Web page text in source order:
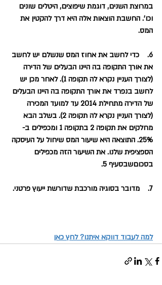
במרוצת השנים, דוגמת שיפוצים, היטלים שונים
וכו'. החשבת הוצאות אלה היא דרך להקטין את
המס.
6.    כדי לחשב את אחוז המס שנשלם יש לחשב
את אורך התקופה בה היינו הבעלים של הדירה
(לצורך העניין נקרא לה תקופה 1). לאחר מכן יש
לחשב בנפרד את אורך התקופה בה היינו הבעלים
של הדירה מתחילת 2014 עד למועד המכירה
(לצורך העניין נקרא לה תקופה 2). בשלב הבא
מחלקים את תקופה 2 בתקופה 1 ומכפילים ב-
25%. התוצאה היא שיעור המס שיחול על העיסקה
הספציפית שלנו. את השיעור הזה מכפילים
בסכוםשבסעיף 5.
7.    מדובר בסוגיה מורכבת שדורשת ייעוץ פרטני.
למה לעבוד דווקא איתנו? לחץ כאן